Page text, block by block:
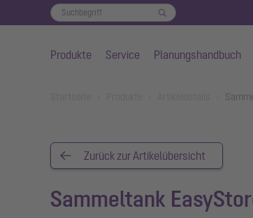
Produkte Service Planungshandbuch
Zurück zur Artikelübersicht
Sammeltank